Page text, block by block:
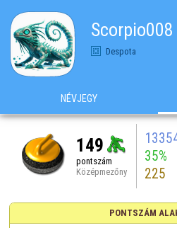
Scorpio008
Despota
NÉVJEGY
149
pontszám
Középmezőny
35%
225
PONTSZÁM